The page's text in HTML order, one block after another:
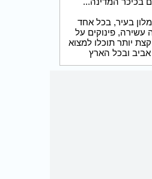
בעיר, בכל אחד
עשירה, פינוקים על
יותר תוכלו למצוא
ובכל הארץ